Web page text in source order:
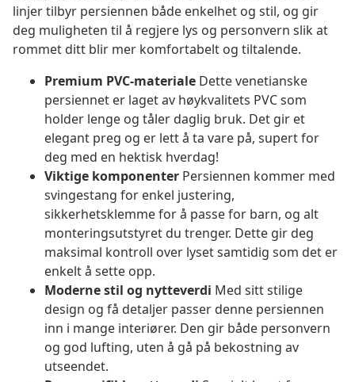
linjer tilbyr persiennen både enkelhet og stil, og gir
deg muligheten til å regjere lys og personvern slik at
rommet ditt blir mer komfortabelt og tiltalende.
Premium PVC-materiale Dette venetianske
persiennet er laget av høykvalitets PVC som
holder lenge og tåler daglig bruk. Det gir et
elegant preg og er lett å ta vare på, supert for
deg med en hektisk hverdag!
Viktige komponenter Persiennen kommer med
svingestang for enkel justering,
sikkerhetsklemme for å passe for barn, og alt
monteringsutstyret du trenger. Dette gir deg
maksimal kontroll over lyset samtidig som det er
enkelt å sette opp.
Moderne stil og nytteverdi Med sitt stilige
design og få detaljer passer denne persiennen
inn i mange interiører. Den gir både personvern
og god lufting, uten å gå på bekostning av
utseendet.